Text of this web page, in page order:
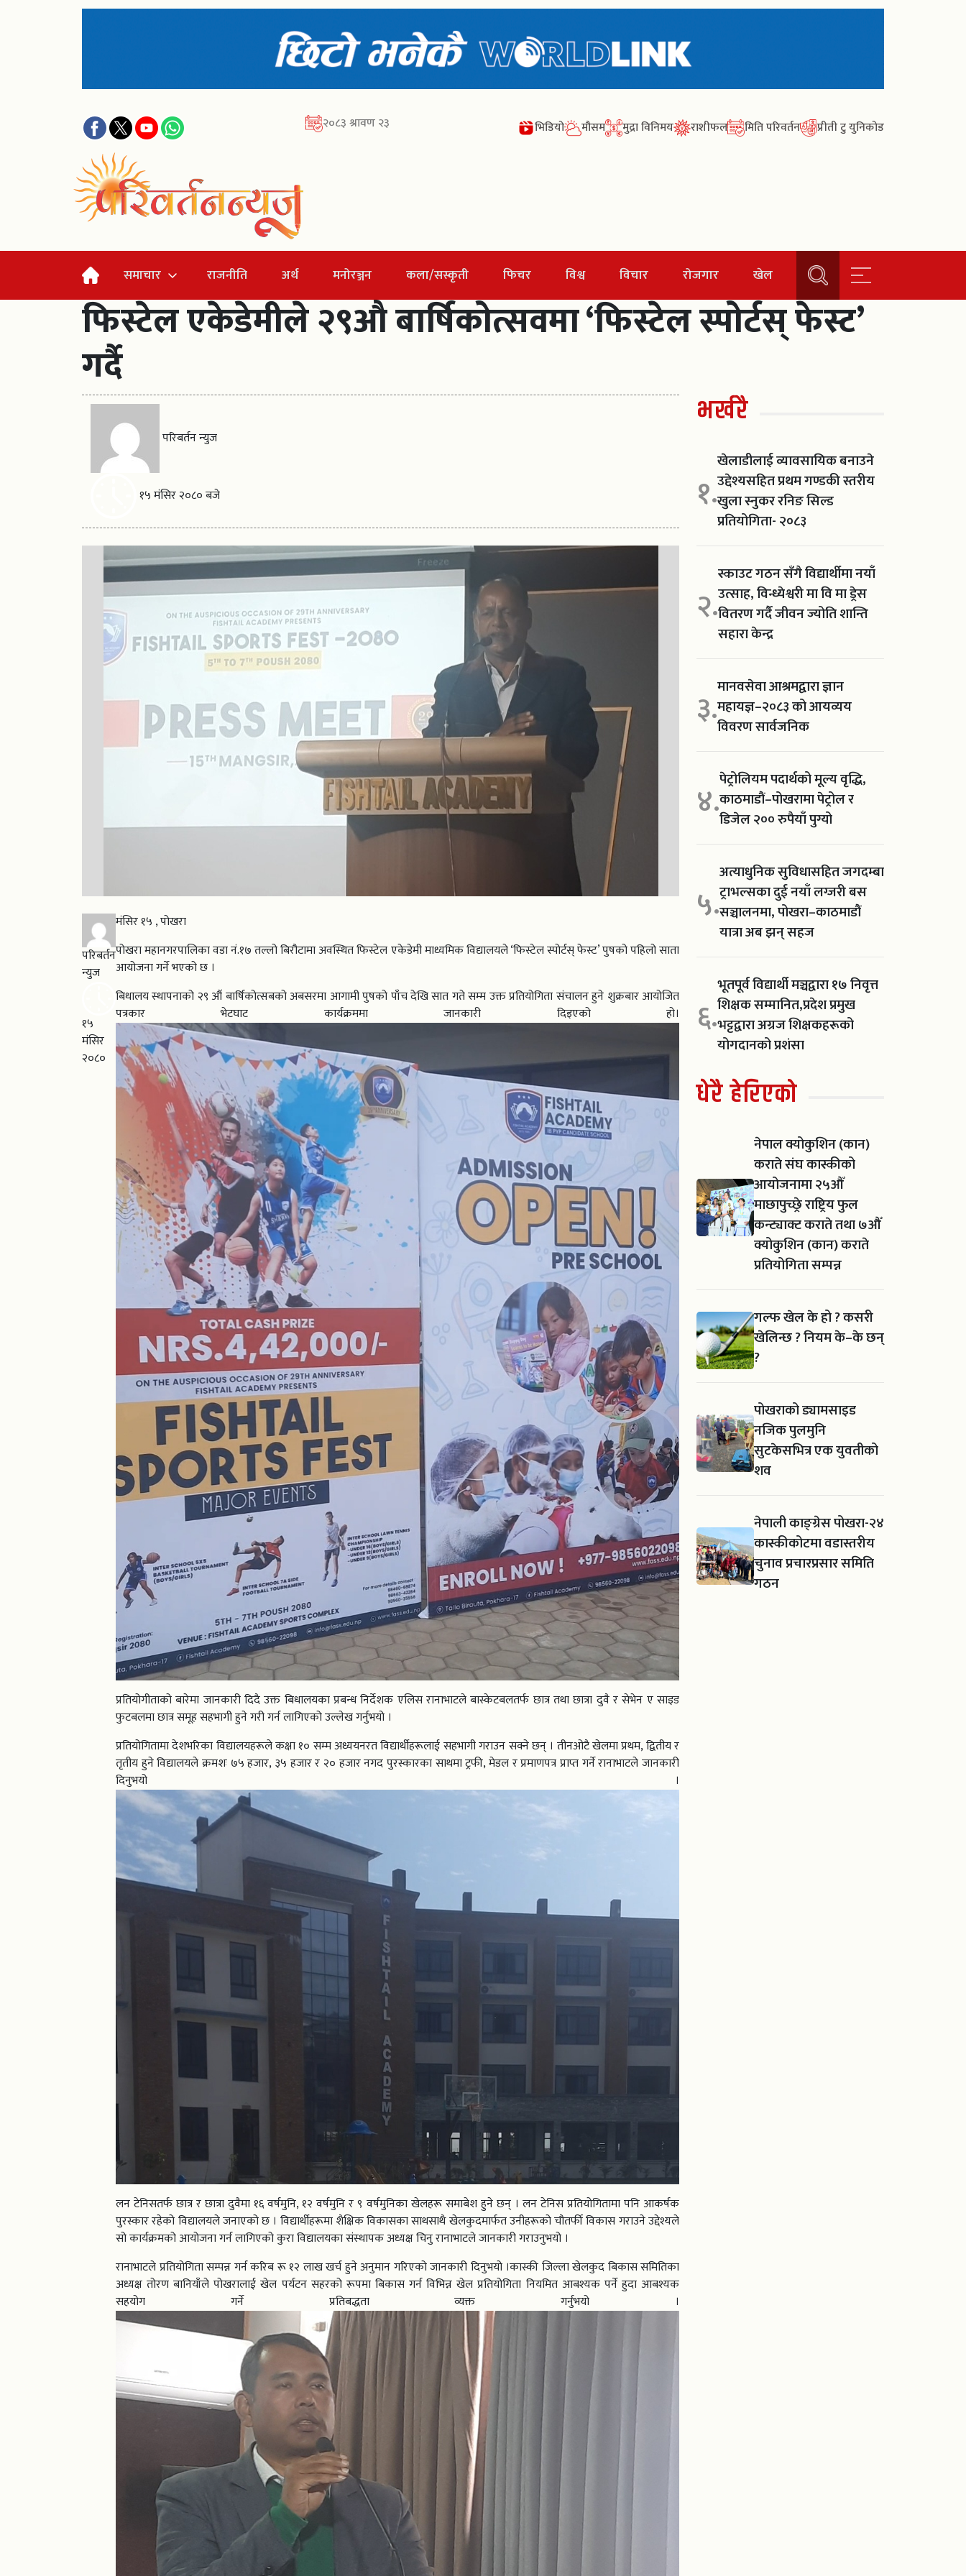
२०८३ श्रावण २३ भिडियो मौसम मुद्रा विनिमय राशीफल मिति परिवर्तन प्रीती टु युनिकोड
समाचार राजनीति अर्थ मनोरञ्जन कला/सस्कृती फिचर विश्व विचार रोजगार खेल
फिस्टेल एकेडेमीले २९औ बार्षिकोत्सवमा ‘फिस्टेल स्पोर्टस् फेस्ट’
गर्दै
परिबर्तन न्युज
१५ मंसिर २०८० बजे
परिबर्तन
न्युज
१५
मंसिर
२०८०
मंसिर १५ , पोखरा
पोखरा महानगरपालिका वडा नं.१७ तल्लो बिरौटामा अवस्थित फिस्टेल एकेडेमी माध्यमिक विद्यालयले ‘फिस्टेल स्पोर्टस् फेस्ट’ पुषको पहिलो साता
आयोजना गर्ने भएको छ ।
बिधालय स्थापनाको २९ औं बार्षिकोत्सबको अबसरमा आगामी पुषको पाँच देखि सात गते सम्म उक्त प्रतियोगिता संचालन हुने शुक्रबार आयोजित
पत्रकार भेटघाट कार्यक्रममा जानकारी दिइएको हो।
प्रतियोगीताको बारेमा जानकारी दिदै उक्त बिधालयका प्रबन्ध निर्देशक एलिस रानाभाटले बास्केटबलतर्फ छात्र तथा छात्रा दुवै र सेभेन ए साइड
फुटबलमा छात्र समूह सहभागी हुने गरी गर्न लागिएको उल्लेख गर्नुभयो ।
प्रतियोगितामा देशभरिका विद्यालयहरूले कक्षा १० सम्म अध्ययनरत विद्यार्थीहरूलाई सहभागी गराउन सक्ने छन् । तीनओटै खेलमा प्रथम, द्वितीय र
तृतीय हुने विद्यालयले क्रमशः ७५ हजार, ३५ हजार र २० हजार नगद पुरस्कारका साथमा ट्रफी, मेडल र प्रमाणपत्र प्राप्त गर्ने रानाभाटले जानकारी
दिनुभयो ।
लन टेनिसतर्फ छात्र र छात्रा दुवैमा १६ वर्षमुनि, १२ वर्षमुनि र ९ वर्षमुनिका खेलहरू समाबेश हुने छन् । लन टेनिस प्रतियोगितामा पनि आकर्षक
पुरस्कार रहेको विद्यालयले जनाएको छ । विद्यार्थीहरूमा शैक्षिक विकासका साथसाथै खेलकुदमार्फत उनीहरूको चौतर्फी विकास गराउने उद्देश्यले
सो कार्यक्रमको आयोजना गर्न लागिएको कुरा विद्यालयका संस्थापक अध्यक्ष चिनु रानाभाटले जानकारी गराउनुभयो ।
रानाभाटले प्रतियोगिता सम्पन्न गर्न करिब रू १२ लाख खर्च हुने अनुमान गरिएको जानकारी दिनुभयो ।कास्की जिल्ला खेलकुद बिकास समितिका
अध्यक्ष तोरण बानियाँले पोखरालाई खेल पर्यटन सहरको रूपमा बिकास गर्न विभिन्न खेल प्रतियोगिता नियमित आबश्यक पर्ने हुदा आबश्यक
सहयोग गर्ने प्रतिबद्धता व्यक्त गर्नुभयो ।
भर्खरै
१.
खेलाडीलाई व्यावसायिक बनाउने
उद्देश्यसहित प्रथम गण्डकी स्तरीय
खुला स्नुकर रनिङ सिल्ड
प्रतियोगिता- २०८३
२.
स्काउट गठन सँगै विद्यार्थीमा नयाँ
उत्साह, विन्ध्येश्वरी मा वि मा ड्रेस
वितरण गर्दै जीवन ज्योति शान्ति
सहारा केन्द्र
३.मानवसेवा आश्रमद्वारा ज्ञान
महायज्ञ–२०८३ को आयव्यय
विवरण सार्वजनिक
४.पेट्रोलियम पदार्थको मूल्य वृद्धि,
काठमाडौं–पोखरामा पेट्रोल र
डिजेल २०० रुपैयाँ पुग्यो
५.
अत्याधुनिक सुविधासहित जगदम्बा
ट्राभल्सका दुई नयाँ लग्जरी बस
सञ्चालनमा, पोखरा–काठमाडौं
यात्रा अब झन् सहज
६.
भूतपूर्व विद्यार्थी मञ्चद्वारा १७ निवृत्त
शिक्षक सम्मानित,प्रदेश प्रमुख
भट्टद्वारा अग्रज शिक्षकहरूको
योगदानको प्रशंसा
धेरै हेरिएको
नेपाल क्योकुशिन (कान)
कराते संघ कास्कीको
आयोजनामा २५औँ
माछापुच्छ्रे राष्ट्रिय फुल
कन्ट्याक्ट कराते तथा ७औँ
क्योकुशिन (कान) कराते
प्रतियोगिता सम्पन्न
गल्फ खेल के हो ? कसरी
खेलिन्छ ? नियम के–के छन्
?
पोखराको ड्यामसाइड
नजिक पुलमुनि
सुटकेसभित्र एक युवतीको
शव
नेपाली काङ्ग्रेस पोखरा-२४
कास्कीकोटमा वडास्तरीय
चुनाव प्रचारप्रसार समिति
गठन